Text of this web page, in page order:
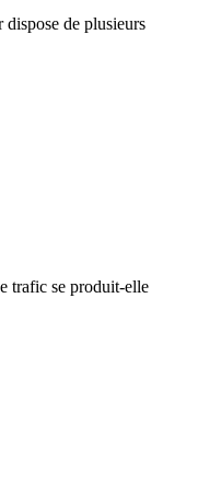
de plusieurs
trafic se produit-elle